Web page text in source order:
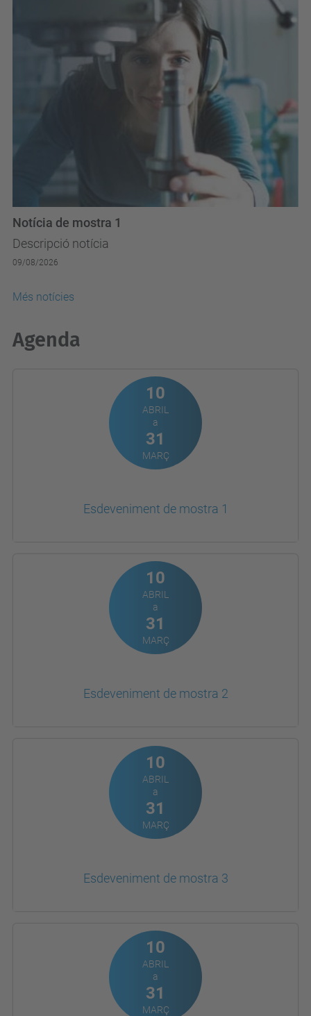
Descripció notícia
Notícia de mostra 1
09/08/2026
Més notícies
Agenda
10
ABRIL
a
31
MARÇ
Esdeveniment de mostra 1
10
ABRIL
a
31
MARÇ
Esdeveniment de mostra 2
10
ABRIL
a
31
MARÇ
Esdeveniment de mostra 3
10
ABRIL
a
31
MARÇ